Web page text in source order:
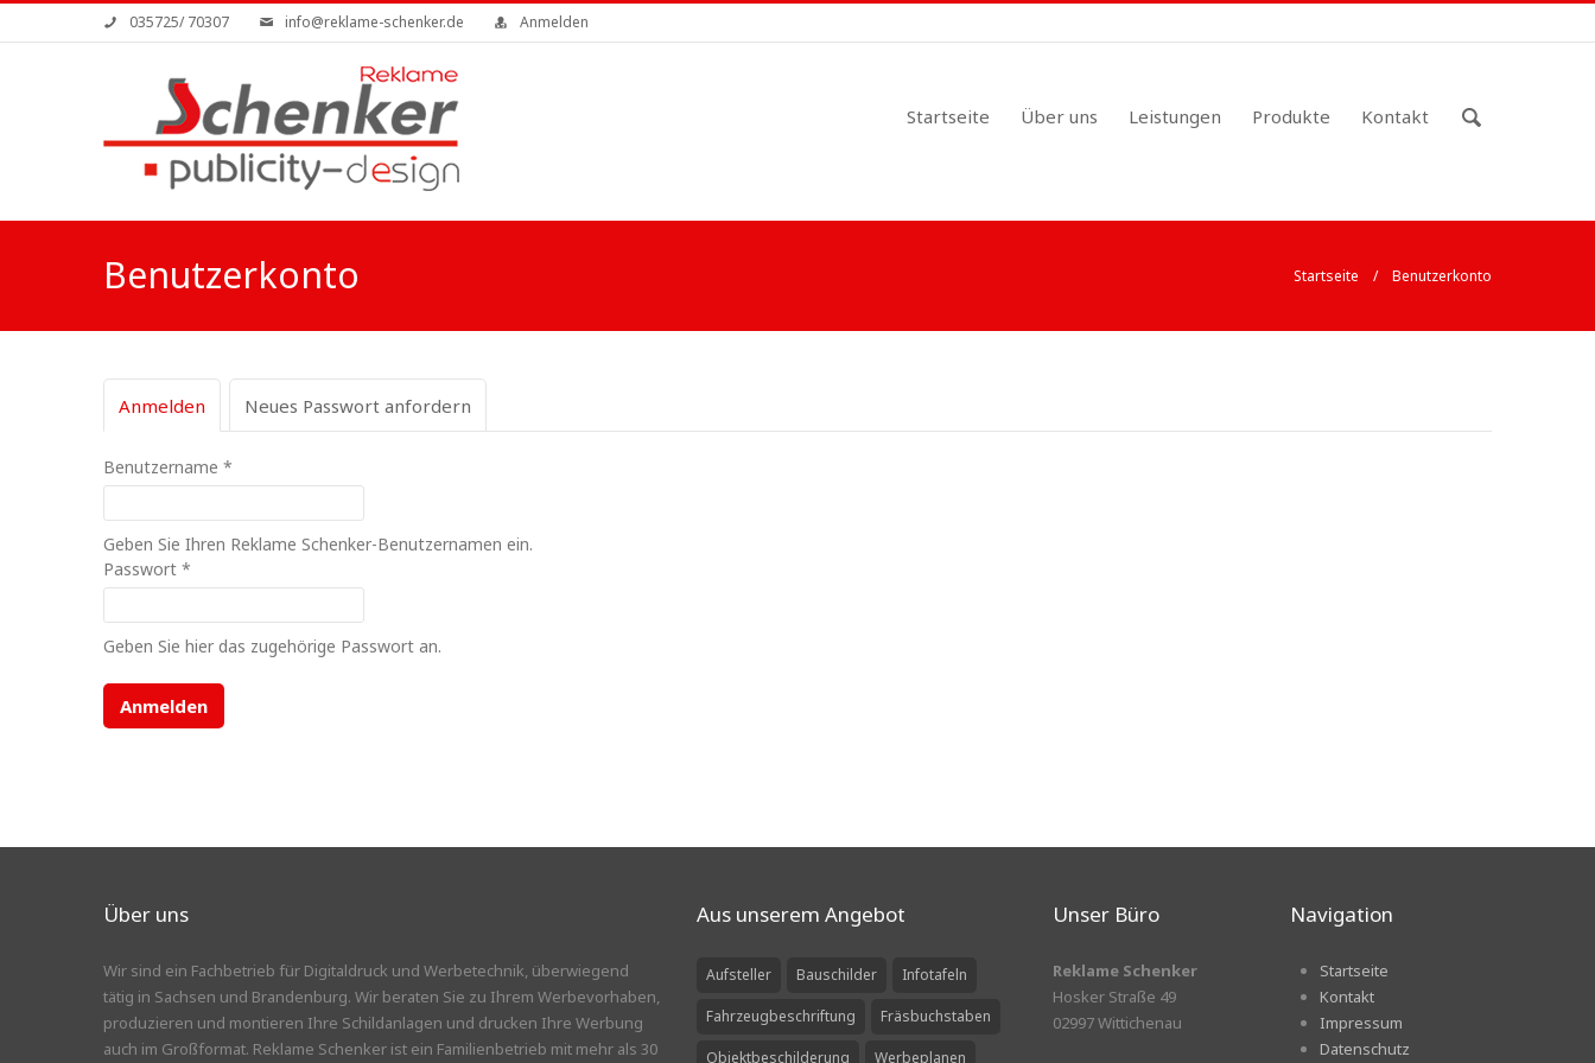
Direkt zum Inhalt035725/ 70307 info@reklame-schenker.de Anmelden
Startseite Über uns Leistungen Produkte Kontakt
Zu suchende
Schlüsselwörter
Benutzerkonto Startseite / Benutzerkonto
Haupt-Reiter
Anmelden (aktiver Reiter)
Neues Passwort anfordern
Benutzername *
Geben Sie Ihren Reklame Schenker-Benutzernamen ein.
Passwort *
Geben Sie hier das zugehörige Passwort an.
Über uns
Wir sind ein Fachbetrieb für Digitaldruck und Werbetechnik, überwiegend
tätig in Sachsen und Brandenburg. Wir beraten Sie zu Ihrem Werbevorhaben,
produzieren und montieren Ihre Schildanlagen und drucken Ihre Werbung
auch im Großformat. Reklame Schenker ist ein Familienbetrieb mit mehr als 30
Aus unserem Angebot
Aufsteller Bauschilder Infotafeln
Fahrzeugbeschriftung Fräsbuchstaben
Objektbeschilderung Werbeplanen
Unser Büro
Reklame Schenker
Hosker Straße 49
02997 Wittichenau
Navigation
Startseite
Kontakt
Impressum
Datenschutz